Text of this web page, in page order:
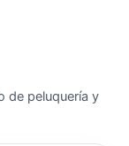
de peluquería y